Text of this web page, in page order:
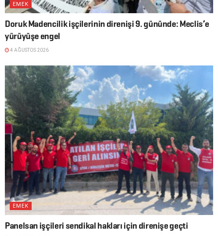
EMEK
Doruk Madencilik işçilerinin direnişi 9. gününde: Meclis’e
yürüyüşe engel
4 AĞUSTOS 2026
EMEK
Panelsan işçileri sendikal hakları için direnişe geçti